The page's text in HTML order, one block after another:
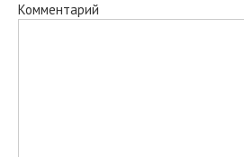
Комментарий